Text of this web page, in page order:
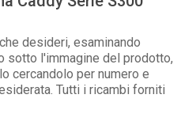
desideri, esaminando
sotto l'immagine del prodotto,
cercandolo per numero e
Tutti i ricambi forniti